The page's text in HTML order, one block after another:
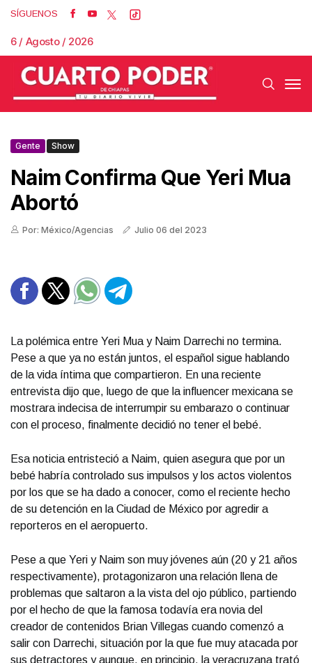
SÍGUENOS
6 / Agosto / 2026
Gente Show
Naim Confirma Que Yeri Mua
Abortó
Por: México/Agencias Julio 06 del 2023
La polémica entre Yeri Mua y Naim Darrechi no termina.
Pese a que ya no están juntos, el español sigue hablando
de la vida íntima que compartieron. En una reciente
entrevista dijo que, luego de que la influencer mexicana se
mostrara indecisa de interrumpir su embarazo o continuar
con el proceso, finalmente decidió no tener el bebé.
Esa noticia entristeció a Naim, quien asegura que por un
bebé habría controlado sus impulsos y los actos violentos
por los que se ha dado a conocer, como el reciente hecho
de su detención en la Ciudad de México por agredir a
reporteros en el aeropuerto.
Pese a que Yeri y Naim son muy jóvenes aún (20 y 21 años
respectivamente), protagonizaron una relación llena de
problemas que saltaron a la vista del ojo público, partiendo
por el hecho de que la famosa todavía era novia del
creador de contenidos Brian Villegas cuando comenzó a
salir con Darrechi, situación por la que fue muy atacada por
sus detractores y aunque, en principio, la veracruzana trató